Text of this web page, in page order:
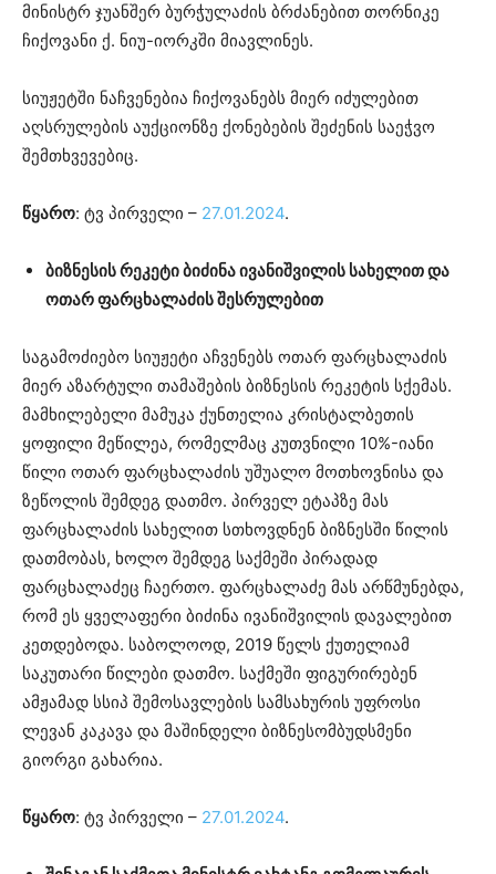
მინისტრ ჯუანშერ ბურჭულაძის ბრძანებით თორნიკე
ჩიქოვანი ქ. ნიუ-იორკში მიავლინეს.
სიუჟეტში ნაჩვენებია ჩიქოვანებს მიერ იძულებით
აღსრულების აუქციონზე ქონებების შეძენის საეჭვო
შემთხვევებიც.
წყარო: ტვ პირველი – 27.01.2024.
ბიზნესის რეკეტი ბიძინა ივანიშვილის სახელით და
ოთარ ფარცხალაძის შესრულებით
საგამოძიებო სიუჟეტი აჩვენებს ოთარ ფარცხალაძის
მიერ აზარტული თამაშების ბიზნესის რეკეტის სქემას.
მამხილებელი მამუკა ქუნთელია კრისტალბეთის
ყოფილი მეწილეა, რომელმაც კუთვნილი 10%-იანი
წილი ოთარ ფარცხალაძის უშუალო მოთხოვნისა და
ზეწოლის შემდეგ დათმო. პირველ ეტაპზე მას
ფარცხალაძის სახელით სთხოვდნენ ბიზნესში წილის
დათმობას, ხოლო შემდეგ საქმეში პირადად
ფარცხალაძეც ჩაერთო. ფარცხალაძე მას არწმუნებდა,
რომ ეს ყველაფერი ბიძინა ივანიშვილის დავალებით
კეთდებოდა. საბოლოოდ, 2019 წელს ქუთელიამ
საკუთარი წილები დათმო. საქმეში ფიგურირებენ
ამჟამად სსიპ შემოსავლების სამსახურის უფროსი
ლევან კაკავა და მაშინდელი ბიზნესომბუდსმენი
გიორგი გახარია.
წყარო: ტვ პირველი – 27.01.2024.